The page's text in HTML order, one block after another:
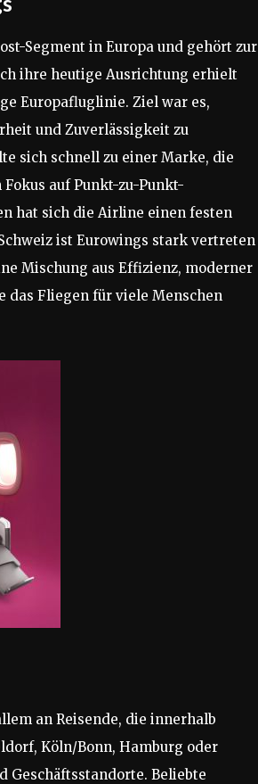
Segment in Europa und gehört zur
ihre heutige Ausrichtung erhielt
Europafluglinie. Ziel war es,
und Zuverlässigkeit zu
sich schnell zu einer Marke, die
auf Punkt-zu-Punkt-
hat sich die Airline einen festen
ist Eurowings stark vertreten
Mischung aus Effizienz, moderner
das Fliegen für viele Menschen
an Reisende, die innerhalb
Köln/Bonn, Hamburg oder
Geschäftsstandorte. Beliebte